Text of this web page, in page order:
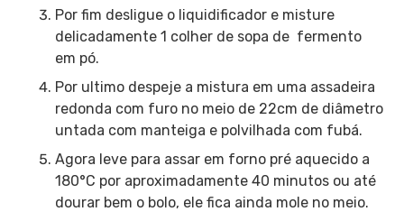
Por fim desligue o liquidificador e misture
delicadamente 1 colher de sopa de fermento
em pó.
Por ultimo despeje a mistura em uma assadeira
redonda com furo no meio de 22cm de diâmetro
untada com manteiga e polvilhada com fubá.
Agora leve para assar em forno pré aquecido a
180°C por aproximadamente 40 minutos ou até
dourar bem o bolo, ele fica ainda mole no meio.